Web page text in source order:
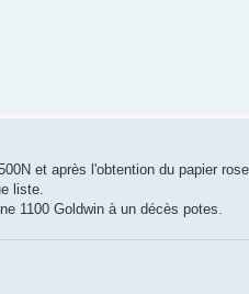
et après l'obtention du papier
liste.
1100 Goldwin à un décès potes.